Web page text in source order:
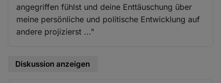
angegriffen fühlst und deine Enttäuschung über
meine persönliche und politische Entwicklung auf
andere projizierst ..."
Diskussion anzeigen